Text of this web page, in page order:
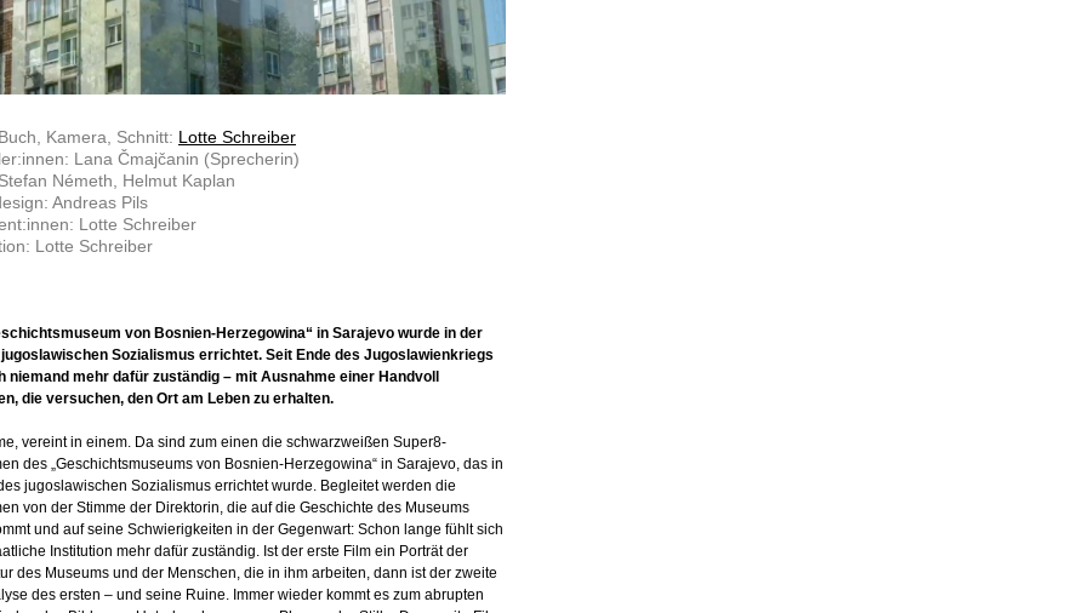
Kamera, Schnitt: Lotte Schreiber
Lana Čmajčanin (Sprecherin)
Németh, Helmut Kaplan
Andreas Pils
Lotte Schreiber
Lotte Schreiber
von Bosnien-Herzegowina“ in Sarajevo wurde in der
Sozialismus errichtet. Seit Ende des Jugoslawienkriegs
niemand mehr dafür zuständig – mit Ausnahme einer Handvoll
die versuchen, den Ort am Leben zu erhalten.
vereint in einem. Da sind zum einen die schwarzweißen Super8-
des „Geschichtsmuseums von Bosnien-Herzegowina“ in Sarajevo, das in
jugoslawischen Sozialismus errichtet wurde. Begleitet werden die
von der Stimme der Direktorin, die auf die Geschichte des Museums
und auf seine Schwierigkeiten in der Gegenwart: Schon lange fühlt sich
Institution mehr dafür zuständig. Ist der erste Film ein Porträt der
des Museums und der Menschen, die in ihm arbeiten, dann ist der zweite
des ersten – und seine Ruine. Immer wieder kommt es zum abrupten